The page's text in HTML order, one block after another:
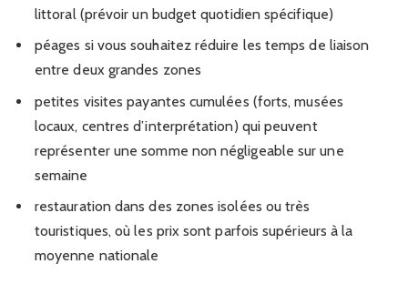
littoral (prévoir un budget quotidien spécifique)
péages si vous souhaitez réduire les temps de liaison
entre deux grandes zones
petites visites payantes cumulées (forts, musées
locaux, centres d’interprétation) qui peuvent
représenter une somme non négligeable sur une
semaine
restauration dans des zones isolées ou très
touristiques, où les prix sont parfois supérieurs à la
moyenne nationale